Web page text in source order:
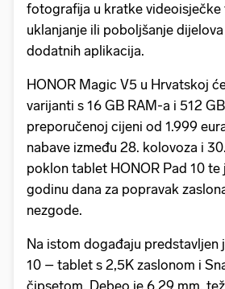
fotografija u kratke videoisječke
uklanjanje ili poboljšanje
dodatnih aplikacija.
HONOR Magic V5 u Hrvatskoj
varijanti s 16 GB RAM-a i 512
preporučenoj cijeni od 1.999
nabave između 28. kolovoza i
poklon tablet HONOR Pad 10 te
godinu dana za popravak
nezgode.
Na istom događaju predstavljen
10 – tablet s 2,5K zaslonom i